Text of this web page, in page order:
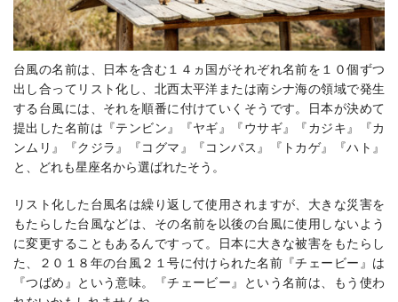
台風の名前は、日本を含む１４ヵ国がそれぞれ名前を１０個ずつ
出し合ってリスト化し、北西太平洋または南シナ海の領域で発生
する台風には、それを順番に付けていくそうです。日本が決めて
提出した名前は『テンビン』『ヤギ』『ウサギ』『カジキ』『カ
ンムリ』『クジラ』『コグマ』『コンパス』『トカゲ』『ハト』
と、どれも星座名から選ばれたそう。
リスト化した台風名は繰り返して使用されますが、大きな災害を
もたらした台風などは、その名前を以後の台風に使用しないよう
に変更することもあるんですって。日本に大きな被害をもたらし
た、２０１８年の台風２１号に付けられた名前『チェービー』は
『つばめ』という意味。『チェービー』という名前は、もう使わ